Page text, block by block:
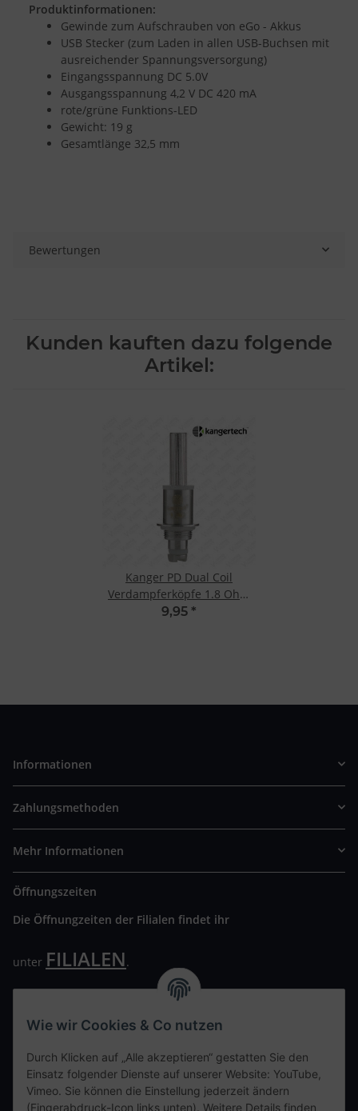
Produktinformationen:
Gewinde zum Aufschrauben von eGo - Akkus
USB Stecker (zum Laden in allen USB-Buchsen mit
ausreichender Spannungsversorgung)
Eingangsspannung DC 5.0V
Ausgangsspannung 4,2 V DC 420 mA
rote/grüne Funktions-LED
Gewicht: 19 g
Gesamtlänge 32,5 mm
Bewertungen
Kunden kauften dazu folgende
Artikel:
Kanger PD Dual Coil
Verdampferköpfe 1.8 Ohm
(5 Stk.)
9,95 *
Informationen
Zahlungsmethoden
Mehr Informationen
Öffnungszeiten
Die Öffnungzeiten der Filialen findet ihr
unter FILIALEN.
Wir freuen uns auf Euren Besuch. Bitte beachtet die
Kontaktdaten
Wie wir Cookies & Co nutzen
Durch Klicken auf „Alle akzeptieren“ gestatten Sie den
Einsatz folgender Dienste auf unserer Website: YouTube,
Vimeo. Sie können die Einstellung jederzeit ändern
(Fingerabdruck-Icon links unten). Weitere Details finden